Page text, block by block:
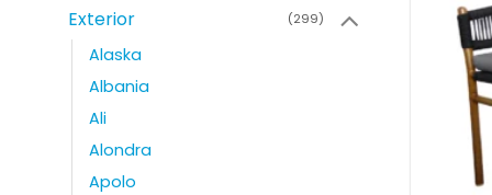
Exterior (299)
Alaska
Albania
Ali
Alondra
Apolo